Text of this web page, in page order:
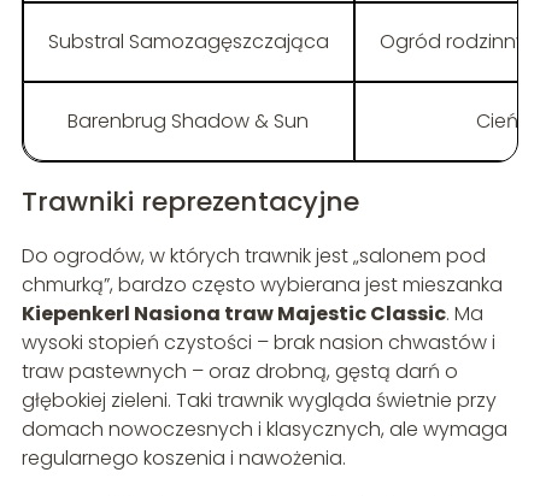
Substral Samozagęszczająca Ogród rodzinny,
Barenbrug Shadow & Sun Cień,
Trawniki reprezentacyjne
Do ogrodów, w których trawnik jest „salonem pod
chmurką”, bardzo często wybierana jest mieszanka
Kiepenkerl Nasiona traw Majestic Classic. Ma
wysoki stopień czystości – brak nasion chwastów i
traw pastewnych – oraz drobną, gęstą darń o
głębokiej zieleni. Taki trawnik wygląda świetnie przy
domach nowoczesnych i klasycznych, ale wymaga
regularnego koszenia i nawożenia.